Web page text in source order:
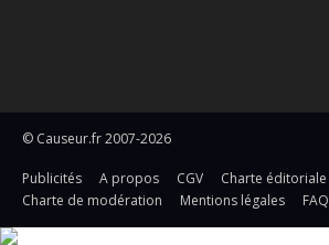
© Causeur.fr 2007-2026
Publicités A propos CGV
Charte éditoriale
Charte de modération
Mentions légales FAQ